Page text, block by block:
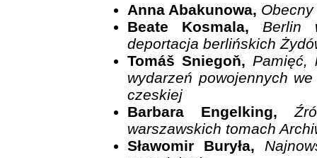
Anna Abakunowa,
Beate Kosmala,
Berlin
deportacja berlińskich
Tomáš Sniegoň, Pamięć,
wydarzeń powojennych
czeskiej
Barbara Engelking,
warszawskich tomach
Sławomir Buryła,